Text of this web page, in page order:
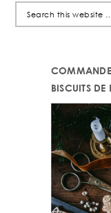
COMMANDE
BISCUITS DE